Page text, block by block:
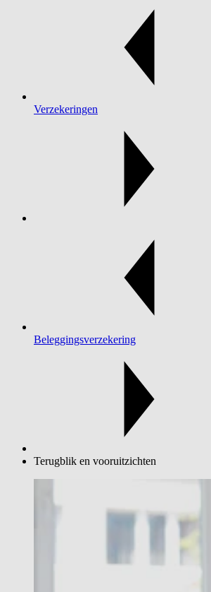
Verzekeringen
Beleggingsverzekering
Terugblik en vooruitzichten